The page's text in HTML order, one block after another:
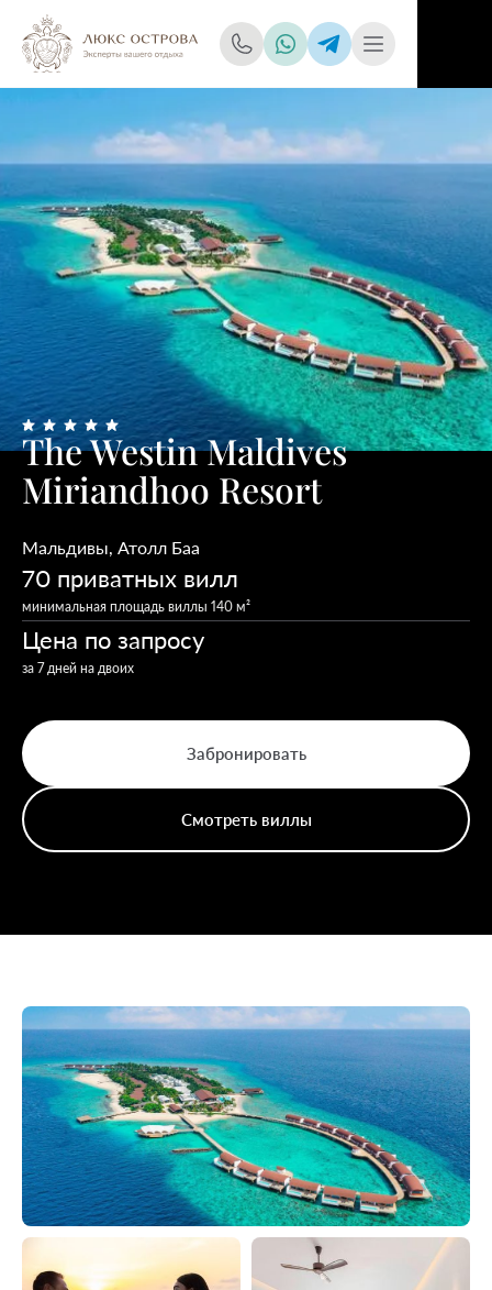
The Westin Maldives
Miriandhoo Resort
Мальдивы, Атолл Баа
70 приватных вилл
минимальная площадь виллы 140 м²
Цена по запросу
за 7 дней на двоих
Смотреть виллы
Забронировать